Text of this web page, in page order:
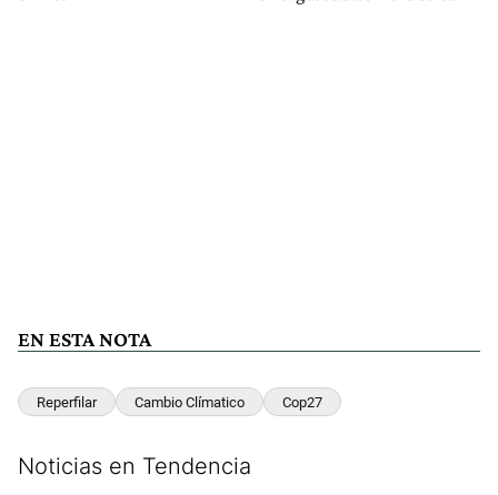
EN ESTA NOTA
Reperfilar Cambio Clímatico Cop27
Noticias en Tendencia